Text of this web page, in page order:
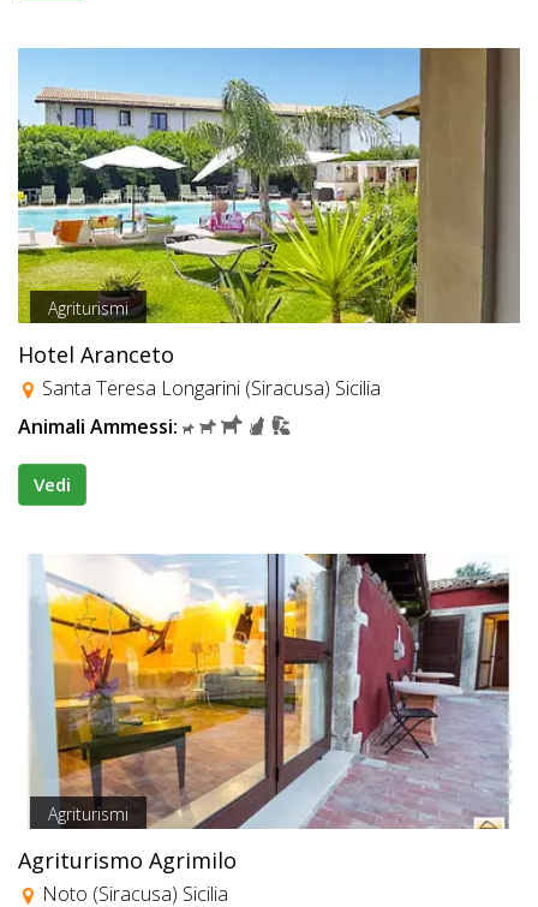
Agriturismi
Hotel Aranceto
Santa Teresa Longarini (Siracusa) Sicilia
Animali Ammessi:
Vedi
Agriturismi
Agriturismo Agrimilo
Noto (Siracusa) Sicilia